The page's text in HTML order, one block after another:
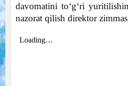
davomatini to‘g‘ri
nazorat qilish direktor